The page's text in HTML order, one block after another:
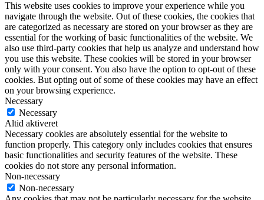
This website uses cookies to improve your experience while you
navigate through the website. Out of these cookies, the cookies that
are categorized as necessary are stored on your browser as they are
essential for the working of basic functionalities of the website. We
also use third-party cookies that help us analyze and understand how
you use this website. These cookies will be stored in your browser
only with your consent. You also have the option to opt-out of these
cookies. But opting out of some of these cookies may have an effect
on your browsing experience.
Necessary
Necessary
Altid aktiveret
Necessary cookies are absolutely essential for the website to
function properly. This category only includes cookies that ensures
basic functionalities and security features of the website. These
cookies do not store any personal information.
Non-necessary
Non-necessary